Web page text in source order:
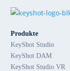
Produkte
KeyShot Studio
KeyShot DAM
KeyShot Studio VR